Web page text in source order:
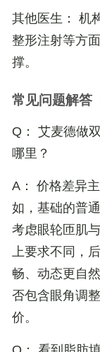
其他医生 ： 机
整形注射等方
撑。
常见问题解答
Q： 艾麦德做
哪里？
A： 价格差异
如，基础的普
考虑眼轮匝肌
上要求不同，
畅、动态更自
否包含眼角调
价。